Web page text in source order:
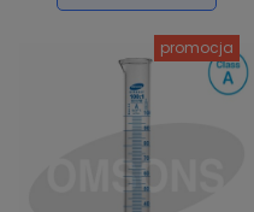
promocja